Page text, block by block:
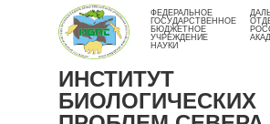
ИНСТИТУТ
БИОЛОГИЧЕСКИХ
ФЕДЕРАЛЬНОЕ
ГОСУДАРСТВЕННОЕ
БЮДЖЕТНОЕ
УЧРЕЖДЕНИЕ
НАУКИ